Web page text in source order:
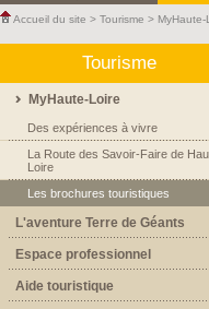
Accueil du site > Tourisme > MyHaute-
Tourisme
MyHaute-Loire
Des expériences à vivre
La Route des Savoir-Faire de
Loire
Les brochures touristiques
L'aventure Terre de Géants
Espace professionnel
Aide touristique